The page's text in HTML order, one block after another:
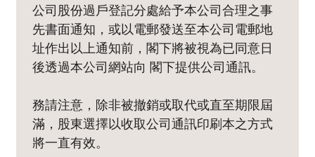
公司股份過戶登記分處給予本公司合理之事
先書面通知，或以電郵發送至本公司電郵地
址作出以上通知前，閣下將被視為已同意日
後透過本公司網站向 閣下提供公司通訊。
務請注意，除非被撤銷或取代或直至期限屆
滿，股東選擇以收取公司通訊印刷本之方式
將一直有效。